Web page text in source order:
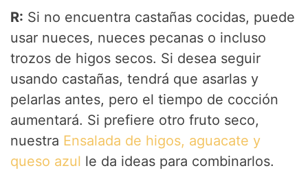
R: Si no encuentra castañas cocidas, puede
usar nueces, nueces pecanas o incluso
trozos de higos secos. Si desea seguir
usando castañas, tendrá que asarlas y
pelarlas antes, pero el tiempo de cocción
aumentará. Si prefiere otro fruto seco,
nuestra Ensalada de higos, aguacate y
queso azul le da ideas para combinarlos.